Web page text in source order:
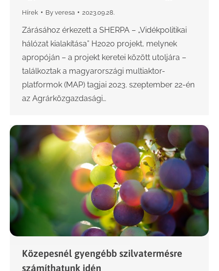
Hírek By veresa 2023.09.28.
Zárásához érkezett a SHERPA – „Vidékpolitikai
hálózat kialakítása” H2020 projekt, melynek
apropóján – a projekt keretei között utoljára –
találkoztak a magyarországi multiaktor-
platformok (MAP) tagjai 2023. szeptember 22-én
az Agrárközgazdasági…
Közepesnél gyengébb szilvatermésre
számíthatunk idén